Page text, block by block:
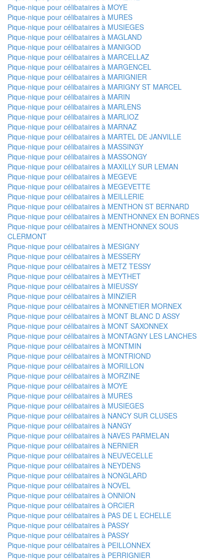
Pique-nique pour célibataires à MOYE
Pique-nique pour célibataires à MURES
Pique-nique pour célibataires à MUSIEGES
Pique-nique pour célibataires à MAGLAND
Pique-nique pour célibataires à MANIGOD
Pique-nique pour célibataires à MARCELLAZ
Pique-nique pour célibataires à MARGENCEL
Pique-nique pour célibataires à MARIGNIER
Pique-nique pour célibataires à MARIGNY ST MARCEL
Pique-nique pour célibataires à MARIN
Pique-nique pour célibataires à MARLENS
Pique-nique pour célibataires à MARLIOZ
Pique-nique pour célibataires à MARNAZ
Pique-nique pour célibataires à MARTEL DE JANVILLE
Pique-nique pour célibataires à MASSINGY
Pique-nique pour célibataires à MASSONGY
Pique-nique pour célibataires à MAXILLY SUR LEMAN
Pique-nique pour célibataires à MEGEVE
Pique-nique pour célibataires à MEGEVETTE
Pique-nique pour célibataires à MEILLERIE
Pique-nique pour célibataires à MENTHON ST BERNARD
Pique-nique pour célibataires à MENTHONNEX EN BORNES
Pique-nique pour célibataires à MENTHONNEX SOUS
CLERMONT
Pique-nique pour célibataires à MESIGNY
Pique-nique pour célibataires à MESSERY
Pique-nique pour célibataires à METZ TESSY
Pique-nique pour célibataires à MEYTHET
Pique-nique pour célibataires à MIEUSSY
Pique-nique pour célibataires à MINZIER
Pique-nique pour célibataires à MONNETIER MORNEX
Pique-nique pour célibataires à MONT BLANC D ASSY
Pique-nique pour célibataires à MONT SAXONNEX
Pique-nique pour célibataires à MONTAGNY LES LANCHES
Pique-nique pour célibataires à MONTMIN
Pique-nique pour célibataires à MONTRIOND
Pique-nique pour célibataires à MORILLON
Pique-nique pour célibataires à MORZINE
Pique-nique pour célibataires à MOYE
Pique-nique pour célibataires à MURES
Pique-nique pour célibataires à MUSIEGES
Pique-nique pour célibataires à NANCY SUR CLUSES
Pique-nique pour célibataires à NANGY
Pique-nique pour célibataires à NAVES PARMELAN
Pique-nique pour célibataires à NERNIER
Pique-nique pour célibataires à NEUVECELLE
Pique-nique pour célibataires à NEYDENS
Pique-nique pour célibataires à NONGLARD
Pique-nique pour célibataires à NOVEL
Pique-nique pour célibataires à ONNION
Pique-nique pour célibataires à ORCIER
Pique-nique pour célibataires à PAS DE L ECHELLE
Pique-nique pour célibataires à PASSY
Pique-nique pour célibataires à PASSY
Pique-nique pour célibataires à PEILLONNEX
Pique-nique pour célibataires à PERRIGNIER